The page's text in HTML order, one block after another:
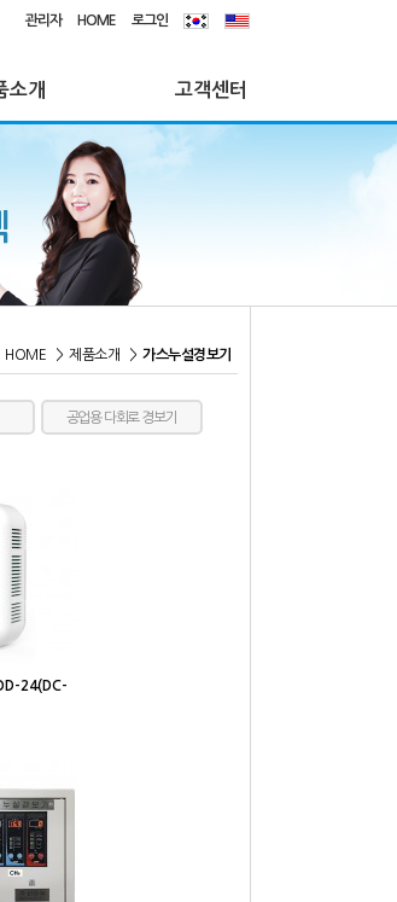
소개 고객센터
관리자 HOME 로그인
HOME > 제품소개 > 가스누설경보기
공업용 다회로 경보기
24(DC-